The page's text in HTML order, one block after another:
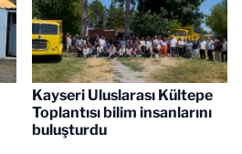
Kayseri Uluslarası Kültepe
Toplantısı bilim insanlarını
buluşturdu